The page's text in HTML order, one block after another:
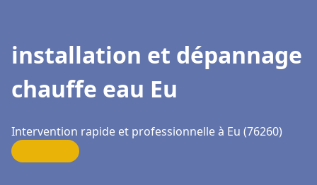
installation et dépannage
chauffe eau Eu
Intervention rapide et professionnelle à Eu (76260)